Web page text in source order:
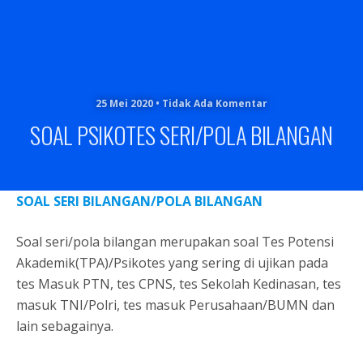
25 Mei 2020 • Tidak Ada Komentar
SOAL PSIKOTES SERI/POLA BILANGAN
SOAL SERI BILANGAN/POLA BILANGAN
Soal seri/pola bilangan merupakan soal Tes Potensi
Akademik(TPA)/Psikotes yang sering di ujikan pada
tes Masuk PTN, tes CPNS, tes Sekolah Kedinasan, tes
masuk TNI/Polri, tes masuk Perusahaan/BUMN dan
lain sebagainya.